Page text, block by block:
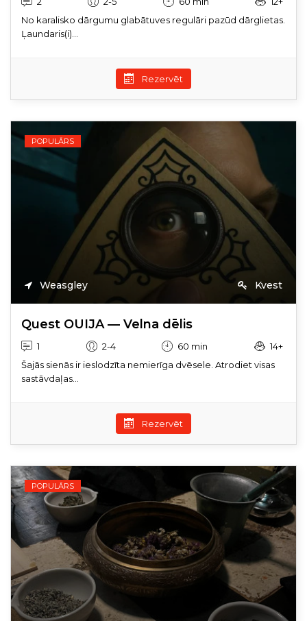
No karalisko dārgumu glabātuves regulāri pazūd dārglietas.
Ļaundaris(i)...
Rezervēt
POPULĀRS
Weasgley Kvest
Quest OUIJA — Velna dēlis
1 2-4 60 min
14+
Šajās sienās ir ieslodzīta nemierīga dvēsele. Atrodiet visas
sastāvdaļas...
Rezervēt
POPULĀRS